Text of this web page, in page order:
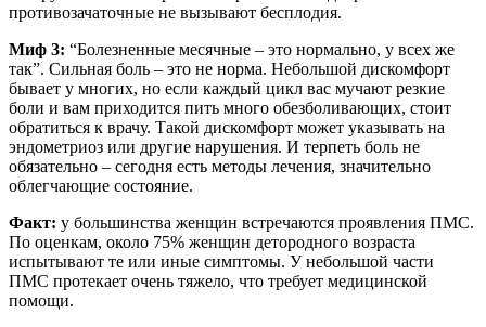
противозачаточные не вызывают бесплодия.
Миф 3: “Болезненные месячные – это нормально, у всех же
так”. Сильная боль – это не норма. Небольшой дискомфорт
бывает у многих, но если каждый цикл вас мучают резкие
боли и вам приходится пить много обезболивающих, стоит
обратиться к врачу. Такой дискомфорт может указывать на
эндометриоз или другие нарушения. И терпеть боль не
обязательно – сегодня есть методы лечения, значительно
облегчающие состояние.
Факт: у большинства женщин встречаются проявления ПМС.
По оценкам, около 75% женщин детородного возраста
испытывают те или иные симптомы. У небольшой части
ПМС протекает очень тяжело, что требует медицинской
помощи.